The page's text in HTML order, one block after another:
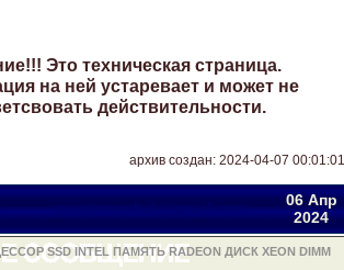
Это техническая страница.
на ней устаревает и может не
действительности.
архив создан: 2024-04-07 00:01:01
yuriytimoschuk@gmail.com
06 Апр
2024
SSD INTEL ПАМЯТЬ RADEON ДИСК XEON DIMM